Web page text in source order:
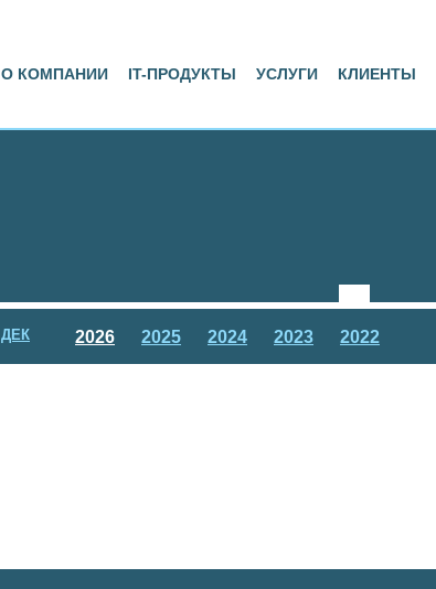
О КОМПАНИИ IT-ПРОДУКТЫ УСЛУГИ КЛИЕНТЫ
ДЕК 2026 2025 2024 2023 2022